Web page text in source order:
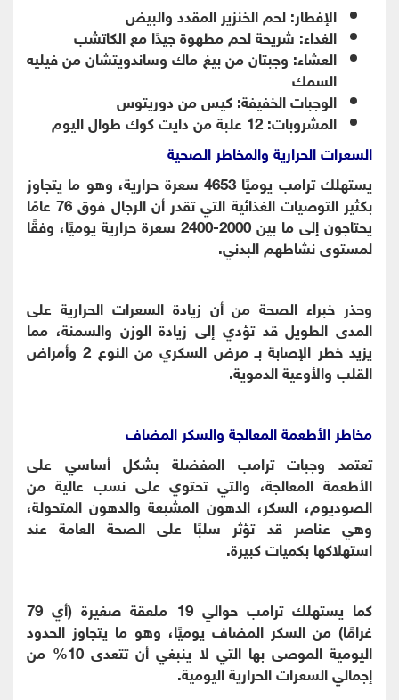
الإفطار: لحم الخنزير المقدد والبيض
الغداء: شريحة لحم مطهوة جيدًا مع الكاتشب
العشاء: وجبتان من بيغ ماك وساندويتشان من فيليه
السمك
الوجبات الخفيفة: كيس من دوريتوس
المشروبات: 12 علبة من دايت كوك طوال اليوم
السعرات الحرارية والمخاطر الصحية
يستهلك ترامب يوميًا 4653 سعرة حرارية، وهو ما يتجاوز
بكثير التوصيات الغذائية التي تقدر أن الرجال فوق 76 عامًا
يحتاجون إلى ما بين 2000-2400 سعرة حرارية يوميًا، وفقًا
لمستوى نشاطهم البدني.
وحذر خبراء الصحة من أن زيادة السعرات الحرارية على
المدى الطويل قد تؤدي إلى زيادة الوزن والسمنة، مما
يزيد خطر الإصابة بـ مرض السكري من النوع 2 وأمراض
القلب والأوعية الدموية.
مخاطر الأطعمة المعالجة والسكر المضاف
تعتمد وجبات ترامب المفضلة بشكل أساسي على
الأطعمة المعالجة، والتي تحتوي على نسب عالية من
الصوديوم، السكر، الدهون المشبعة والدهون المتحولة،
وهي عناصر قد تؤثر سلبًا على الصحة العامة عند
استهلاكها بكميات كبيرة.
كما يستهلك ترامب حوالي 19 ملعقة صغيرة (أي 79
غرامًا) من السكر المضاف يوميًا، وهو ما يتجاوز الحدود
اليومية الموصى بها التي لا ينبغي أن تتعدى 10% من
إجمالي السعرات الحرارية اليومية.